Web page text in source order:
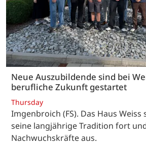
Neue Auszubildende sind bei
berufliche Zukunft gestartet
Thursday
Imgenbroich (FS). Das Haus Weiss
seine langjährige Tradition fort
Nachwuchskräfte aus.